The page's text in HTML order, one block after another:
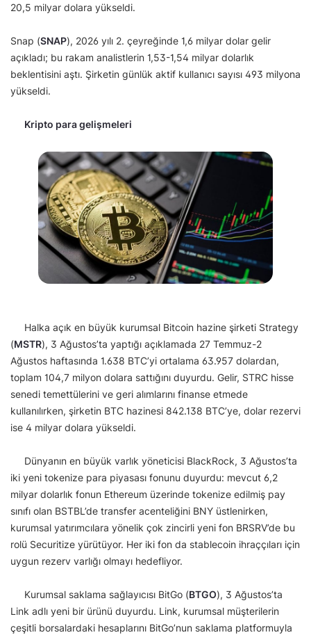
20,5 milyar dolara yükseldi.
Snap (SNAP), 2026 yılı 2. çeyreğinde 1,6 milyar dolar gelir
açıkladı; bu rakam analistlerin 1,53-1,54 milyar dolarlık
beklentisini aştı. Şirketin günlük aktif kullanıcı sayısı 493 milyona
yükseldi.
Kripto para gelişmeleri
Halka açık en büyük kurumsal Bitcoin hazine şirketi Strategy
(MSTR), 3 Ağustos’ta yaptığı açıklamada 27 Temmuz-2
Ağustos haftasında 1.638 BTC’yi ortalama 63.957 dolardan,
toplam 104,7 milyon dolara sattığını duyurdu. Gelir, STRC hisse
senedi temettülerini ve geri alımlarını finanse etmede
kullanılırken, şirketin BTC hazinesi 842.138 BTC’ye, dolar rezervi
ise 4 milyar dolara yükseldi.
Dünyanın en büyük varlık yöneticisi BlackRock, 3 Ağustos’ta
iki yeni tokenize para piyasası fonunu duyurdu: mevcut 6,2
milyar dolarlık fonun Ethereum üzerinde tokenize edilmiş pay
sınıfı olan BSTBL’de transfer acenteliğini BNY üstlenirken,
kurumsal yatırımcılara yönelik çok zincirli yeni fon BRSRV’de bu
rolü Securitize yürütüyor. Her iki fon da stablecoin ihraççıları için
uygun rezerv varlığı olmayı hedefliyor.
Kurumsal saklama sağlayıcısı BitGo (BTGO), 3 Ağustos’ta
Link adlı yeni bir ürünü duyurdu. Link, kurumsal müşterilerin
çeşitli borsalardaki hesaplarını BitGo’nun saklama platformuyla